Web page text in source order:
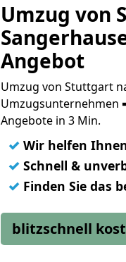
Umzug von
Angebot
Umzug von Stuttgart
Umzugsunternehmen
Angebote in 3 Min.
✓ Wir helfen
✓ Schnell &
✓ Finden Sie das
blitzschnell